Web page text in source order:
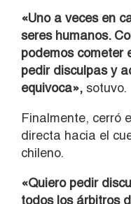
«Uno a veces en
seres humanos.
podemos cometer
pedir disculpas y
equivoca», sotuvo.
Finalmente, cerró
directa hacia el
chileno.
«Quiero pedir
todos los árbitros